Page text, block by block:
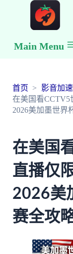
Main Menu
首页
影音加速
在美国看CCTV5
2026美加墨世界
在美国
直播仅
2026美
赛全攻